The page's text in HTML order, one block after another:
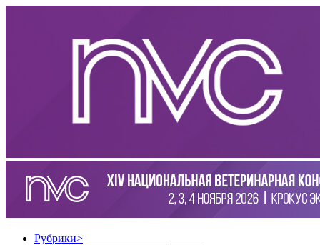
Рубрики>